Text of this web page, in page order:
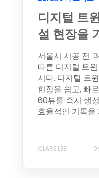
디지털 트
설 현장을
서울시 시공 전
따른 디지털 트
시다. 디지털 트
현장을 쉽고, 빠
60뷰를 즉시 생
효율적인 기록을
CLARE LEE 9